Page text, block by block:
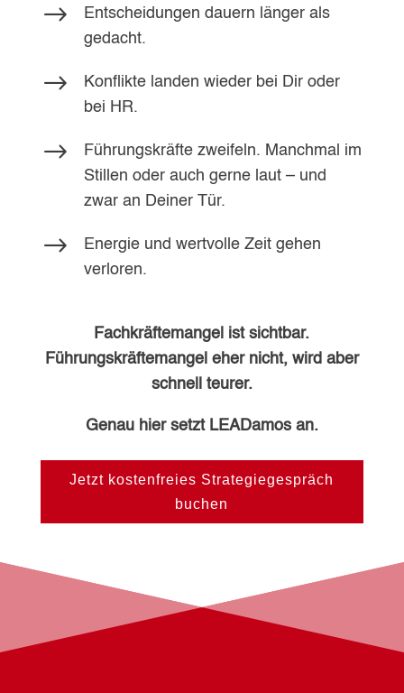
$
Entscheidungen dauern länger als
gedacht.
$
Konflikte landen wieder bei Dir oder
bei HR.
$
Führungskräfte zweifeln. Manchmal im
Stillen oder auch gerne laut – und
zwar an Deiner Tür.
$
Energie und wertvolle Zeit gehen
verloren.
Fachkräftemangel ist sichtbar.
Führungskräftemangel eher nicht, wird aber
schnell teurer.
Genau hier setzt LEADamos an.
Jetzt kostenfreies Strategiegespräch
buchen